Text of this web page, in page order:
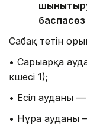
Сабақ өтетін
• Сарыарқа
көшесі 1);
• Есіл ауданы
• Нұра ауданы